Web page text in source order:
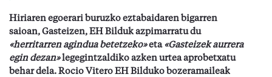
Hiriaren egoerari buruzko eztabaidaren bigarren
saioan, Gasteizen, EH Bilduk azpimarratu du
«herritarren agindua betetzeko»eta «Gasteizek aurrera
egin dezan»legegintzaldiko azken urtea aprobetxatu
behar dela. Rocio Vitero EH Bilduko bozeramaileak